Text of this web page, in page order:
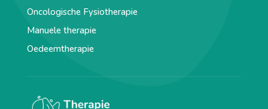
Oncologische Fysiotherapie
Manuele therapie
Oedeemtherapie